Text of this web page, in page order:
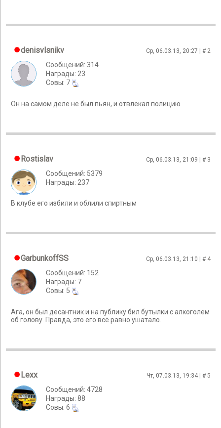
denisvlsnikv Ср, 06.03.13, 20:27 | # 2
Сообщений: 314
Награды: 23
Cовы: 7
Он на самом деле не был пьян, и отвлекал полицию
Rostislav Ср, 06.03.13, 21:09 | # 3
Сообщений: 5379
Награды: 237
В клубе его избили и облили спиртным
GarbunkoffSS Ср, 06.03.13, 21:10 | # 4
Сообщений: 152
Награды: 7
Cовы: 5
Ага, он был десантник и на публику бил бутылки с алкоголем
об голову. Правда, это его всё равно ушатало.
Lexx Чт, 07.03.13, 19:34 | #5
Сообщений: 4728
Награды: 88
Cовы: 6